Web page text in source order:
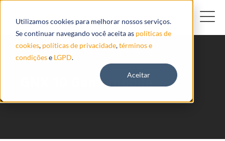
Utilizamos cookies para melhorar nossos serviços.
Se continuar navegando você aceita as políticas de
cookies, políticas de privacidade,términos e
condiçõese LGPD.
Aceitar
GNX 10 Genx-mobile